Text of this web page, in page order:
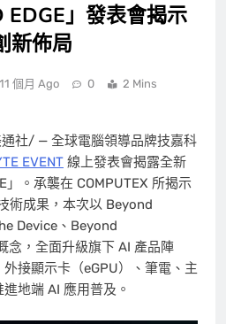
EDGE」發表會揭示
新佈局
11 個月 Ago 0 2 Mins
社/ — 全球電腦領導品牌技嘉科
EVENT 線上發表會揭露全新
」。承襲在 COMPUTEX 所揭示
術成果，本次以 Beyond
Device、Beyond
念，全面升級旗下 AI 產品陣
接顯示卡（eGPU）、筆電、主
進地端 AI 應用普及。